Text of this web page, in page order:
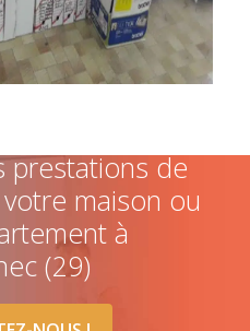
prestations de
maison ou
à
(29)